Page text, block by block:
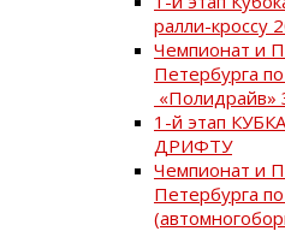
ралли-кроссу
Чемпионат и
Петербурга
«Полидрайв»
1-й этап
ДРИФТУ
Чемпионат и
Петербурга